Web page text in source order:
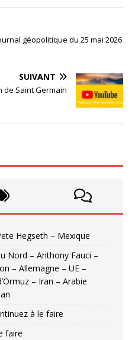
géopolitique du 25 mai 2026
SUIVANT
de Saint Germain
Hegseth – Mexique
Nord – Anthony Fauci –
– Allemagne – UE –
– Iran – Arabie
à le faire
faire